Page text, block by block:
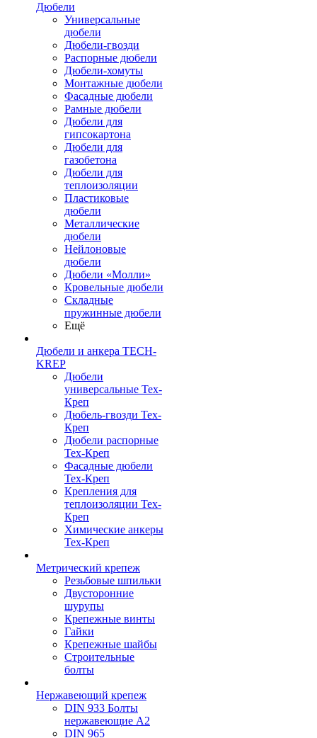
Дюбели
Универсальные
дюбели
Дюбели-гвозди
Распорные дюбели
Дюбели-хомуты
Монтажные дюбели
Фасадные дюбели
Рамные дюбели
Дюбели для
гипсокартона
Дюбели для
газобетона
Дюбели для
теплоизоляции
Пластиковые
дюбели
Металлические
дюбели
Нейлоновые
дюбели
Дюбели «Молли»
Кровельные дюбели
Складные
пружинные дюбели
Ещё
Дюбели и анкера TECH-
KREP
Дюбели
универсальные Тех-
Креп
Дюбель-гвозди Тех-
Креп
Дюбели распорные
Тех-Креп
Фасадные дюбели
Тех-Креп
Крепления для
теплоизоляции Тех-
Креп
Химические анкеры
Тех-Креп
Метрический крепеж
Резьбовые шпильки
Двусторонние
шурупы
Крепежные винты
Гайки
Крепежные шайбы
Строительные
болты
Нержавеющий крепеж
DIN 933 Болты
нержавеющие А2
DIN 965